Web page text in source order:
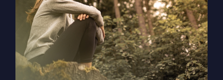
תודה
ואמונה
מול
אמיתות
קשות